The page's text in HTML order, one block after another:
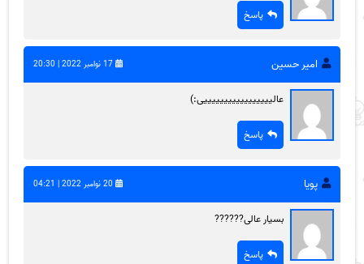
پاسخ
امیر حسین 17 نوامبر 2022 | 20:30
عالیییییییییییییییییی:)
پاسخ
پویا 20 نوامبر 2022 | 04:21
بسیار عالی??????
پاسخ